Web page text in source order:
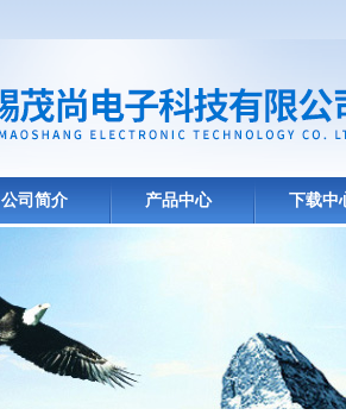
公司简介 产品中心 下载中